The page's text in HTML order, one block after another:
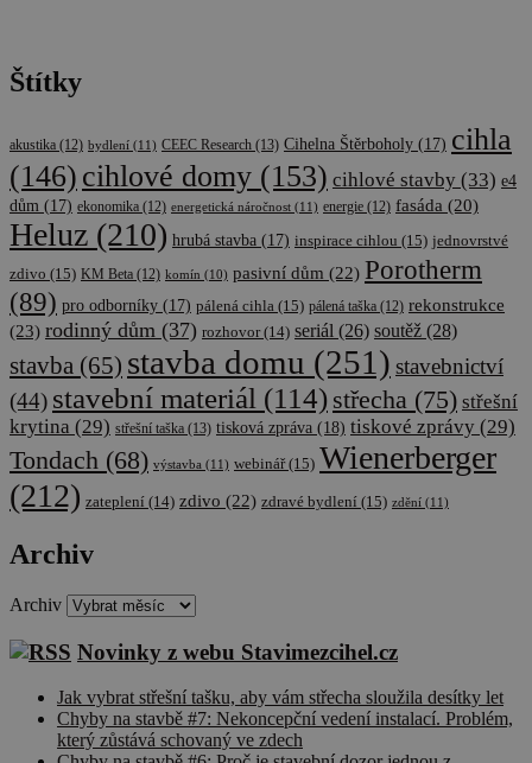
Štítky
akustika (12) bydlení (11) CEEC Research (13) Cihelna Štěrboholy (17) cihla
(146) cihlové domy (153) cihlové stavby (33) e4
dům (17) ekonomika (12) energetická náročnost (11) energie (12) fasáda (20)
Heluz (210) hrubá stavba (17) inspirace cihlou (15) jednovrstvé
zdivo (15) KM Beta (12) komín (10) pasivní dům (22) Porotherm
(89) pro odborníky (17) pálená cihla (15) pálená taška (12) rekonstrukce
(23) rodinný dům (37) rozhovor(14) seriál (26) soutěž (28)
stavba (65) stavba domu (251) stavebnictví
(44) stavební materiál (114) střecha (75) střešní
krytina (29) střešní taška (13) tisková zpráva (18) tiskové zprávy (29)
Tondach (68) výstavba (11) webinář(15) Wienerberger
(212) zateplení (14) zdivo (22) zdravé bydlení (15) zdění (11)
Archiv
Archiv
Novinky z webu Stavimezcihel.cz
Jak vybrat střešní tašku, aby vám střecha sloužila desítky let
Chyby na stavbě #7: Nekoncepční vedení instalací. Problém,
který zůstává schovaný ve zdech